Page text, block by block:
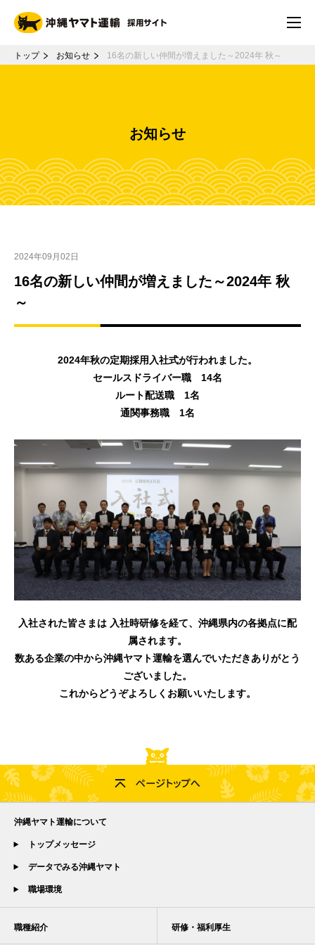
トップ お知らせ 16名の新しい仲間が増えました～2024年 秋～
お知らせ
2024年09月02日
16名の新しい仲間が増えました～2024年 秋
～
2024年秋の定期採用入社式が行われました。
セールスドライバー職 14名
ルート配送職 1名
通関事務職 1名
入社された皆さまは 入社時研修を経て、沖縄県内の各拠点に配
属されます。
数ある企業の中から沖縄ヤマト運輸を選んでいただきありがとう
ございました。
これからどうぞよろしくお願いいたします。
沖縄ヤマト運輸について
トップメッセージ
データでみる沖縄ヤマト
職場環境
職種紹介 研修・福利厚生